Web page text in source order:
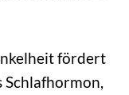
fördert